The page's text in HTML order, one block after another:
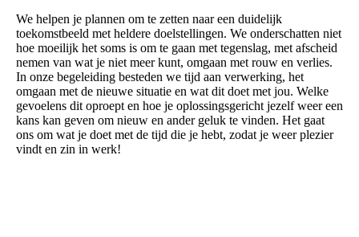
We helpen je plannen om te zetten naar een duidelijk
toekomstbeeld met heldere doelstellingen. We onderschatten niet
hoe moeilijk het soms is om te gaan met tegenslag, met afscheid
nemen van wat je niet meer kunt, omgaan met rouw en verlies.
In onze begeleiding besteden we tijd aan verwerking, het
omgaan met de nieuwe situatie en wat dit doet met jou. Welke
gevoelens dit oproept en hoe je oplossingsgericht jezelf weer een
kans kan geven om nieuw en ander geluk te vinden. Het gaat
ons om wat je doet met de tijd die je hebt, zodat je weer plezier
vindt en zin in werk!